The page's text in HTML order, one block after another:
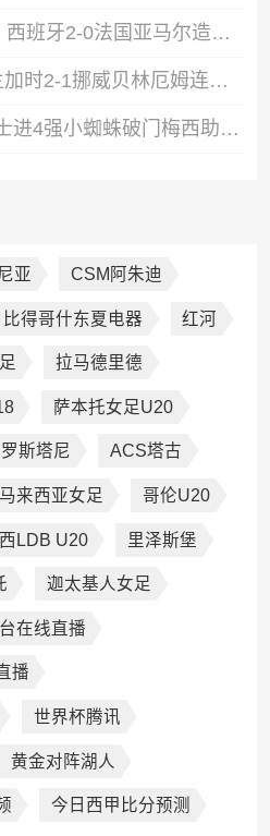
时隔16年进决赛！西班牙2-0法国亚马尔造点奥亚萨瓦尔、波罗破门
晋级四强！英格兰加时2-1挪威贝林厄姆连场双响谢尔德鲁普破门
阿根廷加时3-1瑞士进4强小蜘蛛破门梅西助攻麦卡恩博洛假摔染红
亚 CSM阿朱迪
比得哥什东夏电器 红河
拉马德里德
萨本托女足U20
斯塔尼 ACS塔古
马来西亚女足 哥伦U20
LDB U20 里泽斯堡
迦太基人女足
在线直播
播
世界杯腾讯
黄金对阵湖人
今日西甲比分预测